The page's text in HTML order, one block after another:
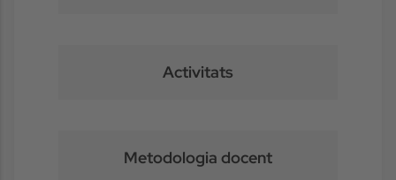
Activitats
Metodologia docent